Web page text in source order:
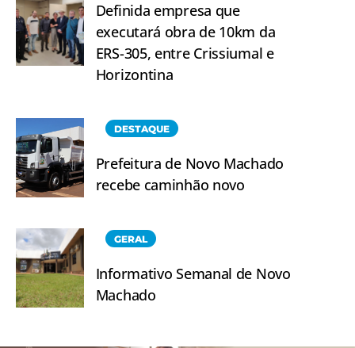
Definida empresa que
executará obra de 10km da
ERS-305, entre Crissiumal e
Horizontina
DESTAQUE
Prefeitura de Novo Machado
recebe caminhão novo
GERAL
Informativo Semanal de Novo
Machado